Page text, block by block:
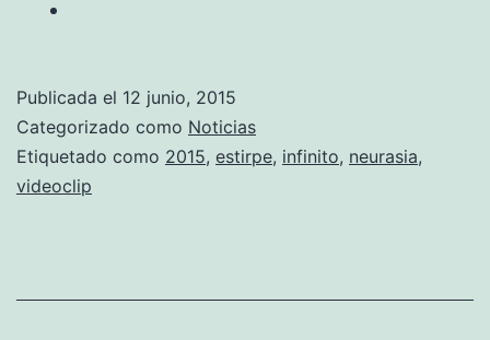
Publicada el 12 junio, 2015
Categorizado como Noticias
Etiquetado como 2015, estirpe, infinito, neurasia,
videoclip